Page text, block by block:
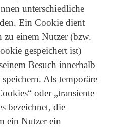
unterschiedliche
Ein Cookie dient
zu einem Nutzer (bzw.
gespeichert ist)
Besuch innerhalb
Als temporäre
oder „transiente
bezeichnet, die
ein Nutzer ein